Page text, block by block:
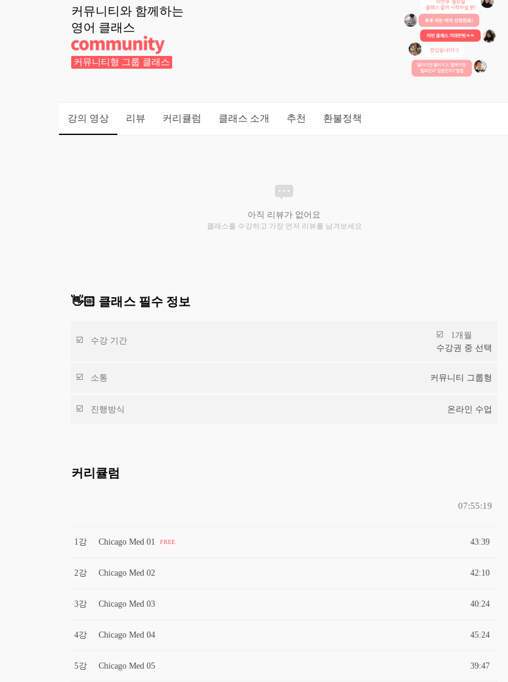
커뮤니티와 함께하는
영어 클래스
커뮤니티형 그룹 클래스
강의 영상 리뷰 커리큘럼 클래스 소개 추천 환불정책
아직 리뷰가 없어요
클래스를 수강하고 가장 먼저 리뷰를 남겨보세요
👋🏻 클래스 필수 정보
수강 기간
1개월
수강권 중 선택
소통 커뮤니티 그룹형
진행방식 온라인 수업
커리큘럼
07:55:19
1강 Chicago Med 01 FREE 43:39
2강 Chicago Med 02 42:10
3강 Chicago Med 03 40:24
4강 Chicago Med 04 45:24
5강 Chicago Med 05 39:47